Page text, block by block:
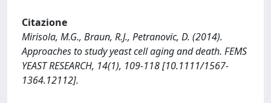
Citazione
Mirisola, M.G., Braun, R.J., Petranovic, D. (2014).
Approaches to study yeast cell aging and death. FEMS
YEAST RESEARCH, 14(1), 109-118 [10.1111/1567-
1364.12112].